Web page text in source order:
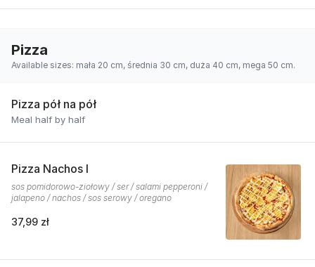
Pizza
Available sizes: mała 20 cm, średnia 30 cm, duża 40 cm, mega 50 cm.
Pizza pół na pół
Meal half by half
Pizza Nachos I
sos pomidorowo-ziołowy / ser / salami pepperoni /
jalapeno / nachos / sos serowy / oregano
37,99 zł